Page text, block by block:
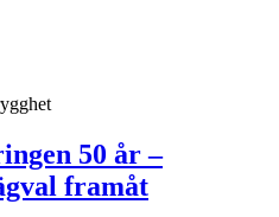
50 år –
framåt